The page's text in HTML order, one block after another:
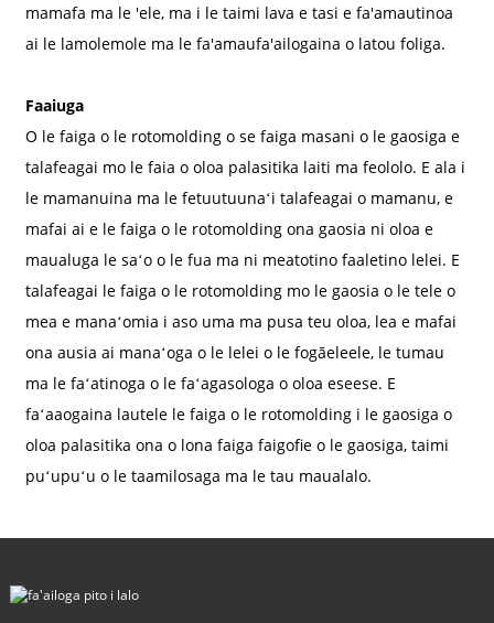
mamafa ma le 'ele, ma i le taimi lava e tasi e fa'amautinoa
ai le lamolemole ma le fa'amaufa'ailogaina o latou foliga.
Faaiuga
O le faiga o le rotomolding o se faiga masani o le gaosiga e
talafeagai mo le faia o oloa palasitika laiti ma feololo. E ala i
le mamanuina ma le fetuutuunaʻi talafeagai o mamanu, e
mafai ai e le faiga o le rotomolding ona gaosia ni oloa e
maualuga le saʻo o le fua ma ni meatotino faaletino lelei. E
talafeagai le faiga o le rotomolding mo le gaosia o le tele o
mea e manaʻomia i aso uma ma pusa teu oloa, lea e mafai
ona ausia ai manaʻoga o le lelei o le fogāeleele, le tumau
ma le faʻatinoga o le faʻagasologa o oloa eseese. E
faʻaaogaina lautele le faiga o le rotomolding i le gaosiga o
oloa palasitika ona o lona faiga faigofie o le gaosiga, taimi
puʻupuʻu o le taamilosaga ma le tau maualalo.